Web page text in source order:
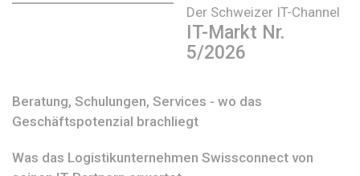
Der Schweizer IT-Channel
IT-Markt Nr.
5/2026
Beratung, Schulungen, Services - wo das
Geschäftspotenzial brachliegt
Was das Logistikunternehmen Swissconnect von